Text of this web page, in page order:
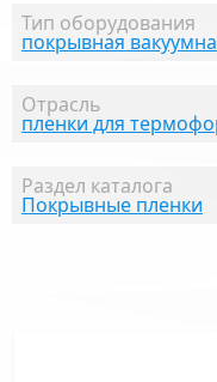
Тип оборудования
покрывная
Отрасль
пленки для
Раздел каталога
Покрывные пленки